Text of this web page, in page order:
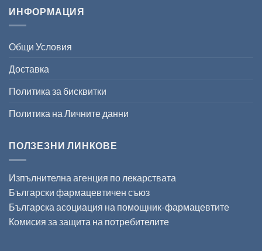
ИНФОРМАЦИЯ
Общи Условия
Доставка
Политика за бисквитки
Политика на Личните данни
ПОЛЗЕЗНИ ЛИНКОВЕ
Изпълнителна агенция по лекарствата
Български фармацевтичен съюз
Българска асоциация на помощник-фармацевтите
Комисия за защита на потребителите